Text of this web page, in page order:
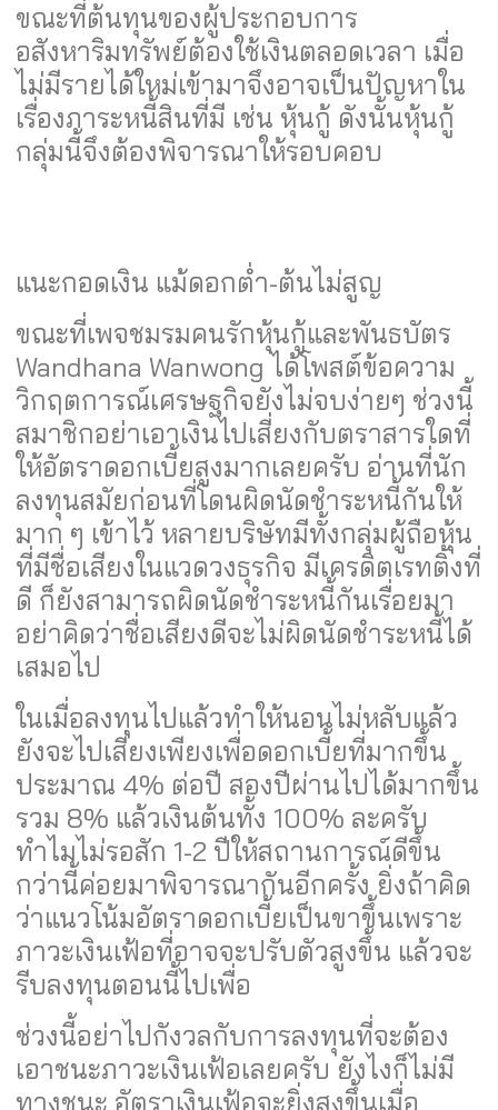
ขณะที่ต้นทุนของผู้ประกอบการ
อสังหาริมทรัพย์ต้องใช้เงินตลอดเวลา เมื่อ
ไม่มีรายได้ใหม่เข้ามาจึงอาจเป็นปัญหาใน
เรื่องภาระหนี้สินที่มี เช่น หุ้นกู้ ดังนั้นหุ้นกู้
กลุ่มนี้จึงต้องพิจารณาให้รอบคอบ
แนะกอดเงิน แม้ดอกต่ำ-ต้นไม่สูญ
ขณะที่เพจชมรมคนรักหุ้นกู้และพันธบัตร
Wandhana Wanwong ได้โพสต์ข้อความ
วิกฤตการณ์เศรษฐกิจยังไม่จบง่ายๆ ช่วงนี้
สมาชิกอย่าเอาเงินไปเสี่ยงกับตราสารใดที่
ให้อัตราดอกเบี้ยสูงมากเลยครับ อ่านที่นัก
ลงทุนสมัยก่อนที่โดนผิดนัดชำระหนี้กันให้
มาก ๆ เข้าไว้ หลายบริษัทมีทั้งกลุ่มผู้ถือหุ้น
ที่มีชื่อเสียงในแวดวงธุรกิจ มีเครดิตเรทติ้งที่
ดี ก็ยังสามารถผิดนัดชำระหนี้กันเรื่อยมา
อย่าคิดว่าชื่อเสียงดีจะไม่ผิดนัดชำระหนี้ได้
เสมอไป
ในเมื่อลงทุนไปแล้วทำให้นอนไม่หลับแล้ว
ยังจะไปเสี่ยงเพียงเพื่อดอกเบี้ยที่มากขึ้น
ประมาณ 4% ต่อปี สองปีผ่านไปได้มากขึ้น
รวม 8% แล้วเงินต้นทั้ง 100% ละครับ
ทำไมไม่รอสัก 1-2 ปีให้สถานการณ์ดีขึ้น
กว่านี้ค่อยมาพิจารณากันอีกครั้ง ยิ่งถ้าคิด
ว่าแนวโน้มอัตราดอกเบี้ยเป็นขาขึ้นเพราะ
ภาวะเงินเฟ้อที่อาจจะปรับตัวสูงขึ้น แล้วจะ
รีบลงทุนตอนนี้ไปเพื่อ
ช่วงนี้อย่าไปกังวลกับการลงทุนที่จะต้อง
เอาชนะภาวะเงินเฟ้อเลยครับ ยังไงก็ไม่มี
ทางชนะ อัตราเงินเฟ้อจะยิ่งสูงขึ้นเมื่อ